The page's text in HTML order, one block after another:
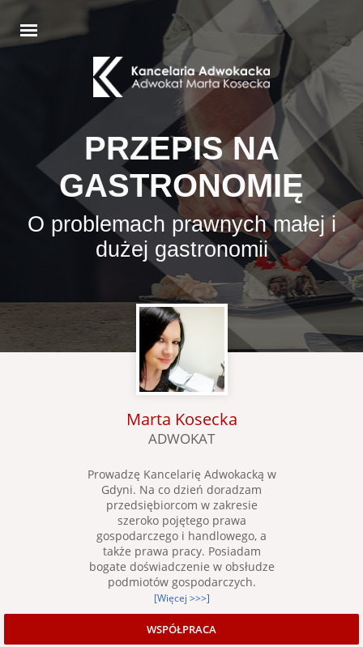
PRZEPIS NA
GASTRONOMIĘ
O problemach prawnych małej i
dużej gastronomii
Marta Kosecka
ADWOKAT
Prowadzę Kancelarię Adwokacką w
Gdyni. Na co dzień doradzam
przedsiębiorcom w zakresie
szeroko pojętego prawa
gospodarczego i handlowego, a
także prawa pracy. Posiadam
bogate doświadczenie w obsłudze
podmiotów gospodarczych.
[Więcej >>>]
WSPÓŁPRACA